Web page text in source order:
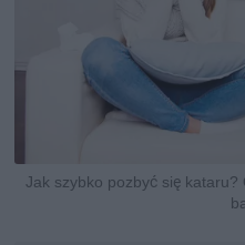
Jak szybko pozbyć się